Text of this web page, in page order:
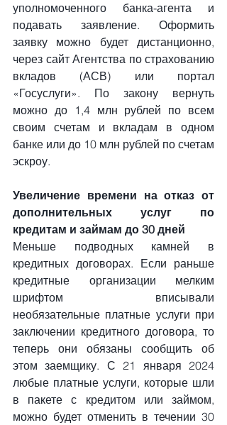
уполномоченного банка-агента и
подавать заявление. Оформить
заявку можно будет дистанционно,
через сайт Агентства по страхованию
вкладов (АСВ) или портал
«Госуслуги». По закону вернуть
можно до 1,4 млн рублей по всем
своим счетам и вкладам в одном
банке или до 10 млн рублей по счетам
эскроу.
Увеличение времени на отказ от
дополнительных услуг по
кредитам и займам до 30 дней
Меньше подводных камней в
кредитных договорах. Если раньше
кредитные организации мелким
шрифтом вписывали
необязательные платные услуги при
заключении кредитного договора, то
теперь они обязаны сообщить об
этом заемщику. С 21 января 2024
любые платные услуги, которые шли
в пакете с кредитом или займом,
можно будет отменить в течении 30